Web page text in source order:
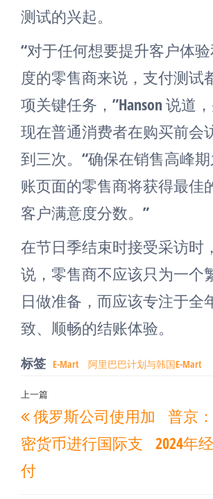
测试的兴起。
“对于任何想要提升客户体
度的零售商来说，支付测试
项关键任务，”Hanson 说道
现在普通消费者在购买前会
到三次。“确保在销售高峰
账页面的零售商将获得最佳
客户满意度分数。”
在节日季结束时接受采访时
说，零售商不应该只为一个
日做准备，而应该专注于全
致、顺畅的结账体验。
标签 E-Mart 阿里巴巴计划与韩国E-Mart
文
章
导
航
上
一
篇
文
上一篇
俄罗斯公司使用加
密货币进行国际支
付
普京
2024年